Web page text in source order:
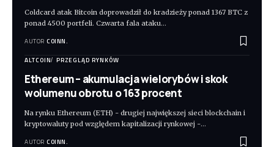
Coldcard atak Bitcoin doprowadził do kradzieży ponad 1367 BTC z
ponad 4500 portfeli. Czwarta fala ataku…
AUTOR COINN.
ALTCOIN PRZEGLĄD RYNKÓW
Ethereum – akumulacja wielorybów i skok
wolumenu obrotu o 163 procent
Na rynku Ethereum (ETH) - drugiej największej sieci blockchain i
kryptowaluty pod względem kapitalizacji rynkowej -…
AUTOR COINN.